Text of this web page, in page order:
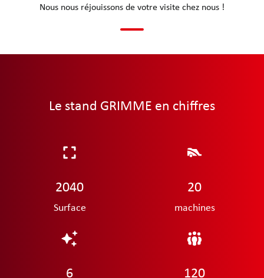
Nous nous réjouissons de votre visite chez nous !
Le stand GRIMME en chiffres
2040
Surface
20
machines
6 120